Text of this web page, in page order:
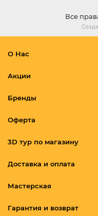
Все
О Нас
Акции
Бренды
Оферта
3D тур по магазину
Доставка и оплата
Мастерская
Гарантия и возврат